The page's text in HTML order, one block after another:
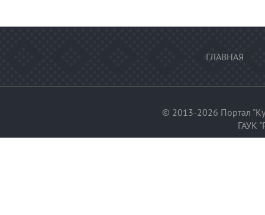
ГЛАВНАЯ
© 2013-2026 Портал
ГАУК